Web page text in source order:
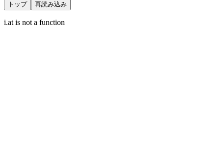
トップ 再読み込み
i.at is not a function